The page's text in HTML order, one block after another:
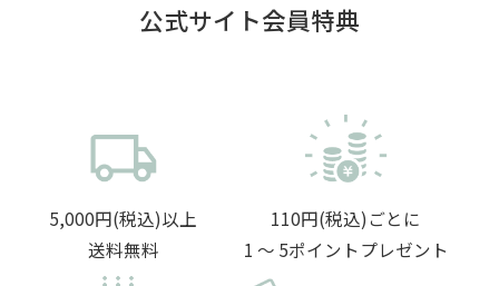
公式サイト会員特典
5,000円(税込)以上
送料無料
110円(税込)ごとに
1 〜 5ポイントプレゼント